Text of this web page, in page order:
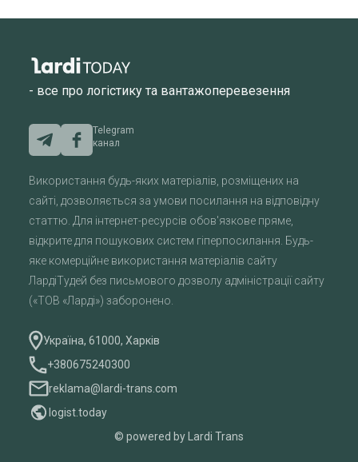
- все про логістику та вантажоперевезення
Telegram
канал
Використання будь-яких матеріалів, розміщених на
сайті, дозволяється за умови посилання на відповідну
статтю. Для інтернет-ресурсів обов'язкове пряме,
відкрите для пошукових систем гіперпосилання. Будь-
яке комерційне використання матеріалів сайту
ЛардіТудей без письмового дозволу адміністрації сайту
(«ТОВ «Ларді») заборонено.
Україна, 61000, Харків
+380675240300
reklama@lardi-trans.com
logist.today
© powered by Lardi Trans